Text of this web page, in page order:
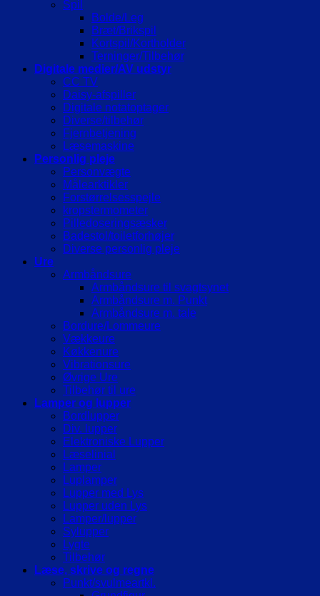
Spil
Bolde/Leg
Bræt/Brikspil
Kortspil/Kortholder
Terninger/Tilbehør
Digitale medier/AV udstyr
CC TV
Daisy-afspiller
Digitale notatoptager
Diverse/tilbehør
Fjernbetjening
Læsemaskine
Personlig pleje
Personvægte
Målearktikler
Forstørrelsesspejle
kropstermometer
Pilledoseringsæsker
Badestol/toiletforhøjer
Diverse personlig pleje
Ure
Armbåndsure
Armbåndsure til svagtsynet
Armbåndsure m. Punkt
Armbåndsure m. tale
Bordure/Lommeure
Vækkeure
Køkkenure
Vibrationsure
Øvrige Ure
Tilbehør til ure
Lamper og lupper
Bordlupper
Div. lupper
Elektroniske Lupper
Læselinial
Lamper
Luplamper
Lupper med Lys
Lupper uden Lys
Lamper/lupper
Sylupper
Lygte
Tilbehør
Læse, skrive og regne
Punkt/svulmeartkl.